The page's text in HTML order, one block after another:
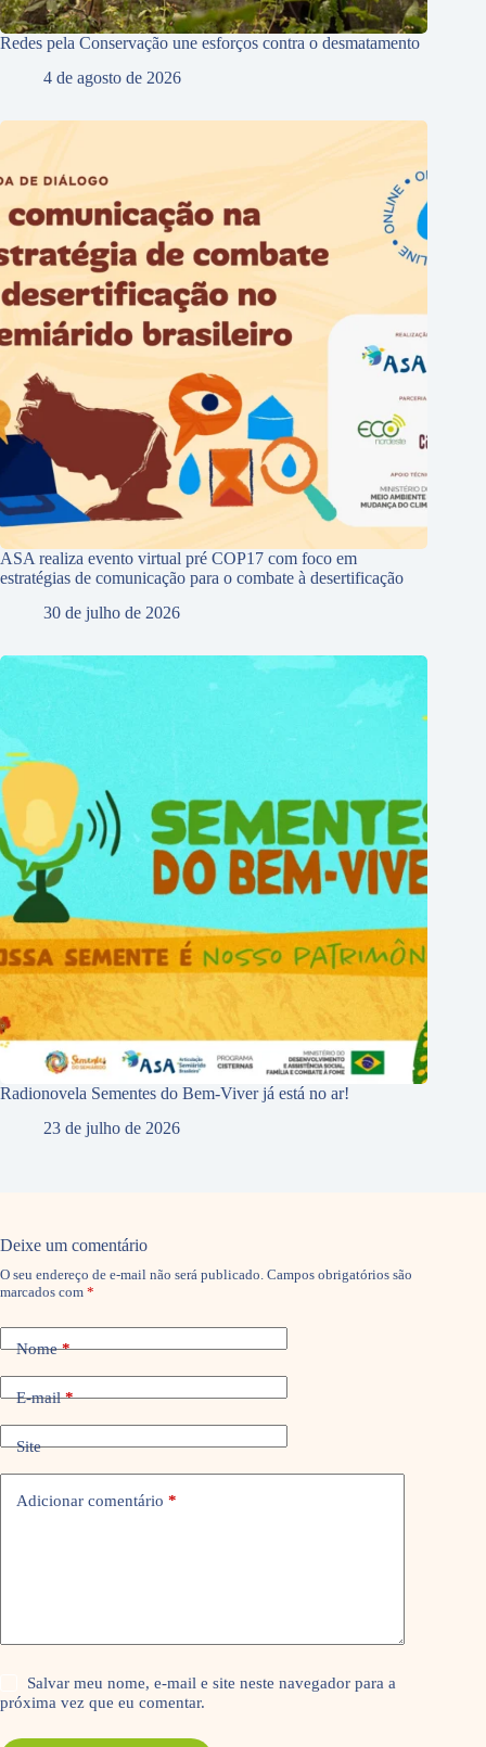
Redes pela Conservação une esforços contra o desmatamento
4 de agosto de 2026
ASA realiza evento virtual pré COP17 com foco em
estratégias de comunicação para o combate à desertificação
30 de julho de 2026
Radionovela Sementes do Bem-Viver já está no ar!
23 de julho de 2026
Deixe um comentário
O seu endereço de e-mail não será publicado. Campos obrigatórios são
marcados com *
Nome*
E-mail*
Site
Adicionar comentário *
Salvar meu nome, e-mail e site neste navegador para a
próxima vez que eu comentar.